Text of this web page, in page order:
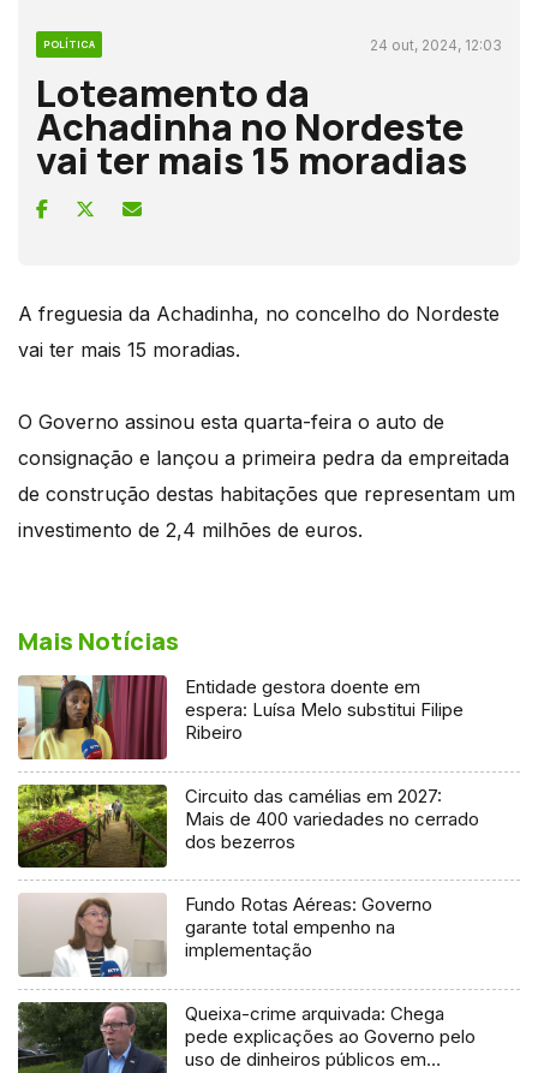
POLÍTICA 24 out, 2024, 12:03
Loteamento da
Achadinha no Nordeste
vai ter mais 15 moradias
A freguesia da Achadinha, no concelho do Nordeste
vai ter mais 15 moradias.
O Governo assinou esta quarta-feira o auto de
consignação e lançou a primeira pedra da empreitada
de construção destas habitações que representam um
investimento de 2,4 milhões de euros.
Mais Notícias
Entidade gestora doente em
espera: Luísa Melo substitui Filipe
Ribeiro
Circuito das camélias em 2027:
Mais de 400 variedades no cerrado
dos bezerros
Fundo Rotas Aéreas: Governo
garante total empenho na
implementação
Queixa-crime arquivada: Chega
pede explicações ao Governo pelo
uso de dinheiros públicos em